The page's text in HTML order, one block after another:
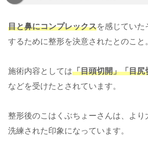
目と鼻にコンプレックスを感じていた
するために整形を決意されたとのこと
施術内容としては「目頭切開」「目尻
などを受けたとされています。
整形後のこはくぶちょーさんは、より
洗練された印象になっています。